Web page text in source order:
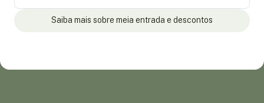
Saiba mais sobre meia entrada e descontos